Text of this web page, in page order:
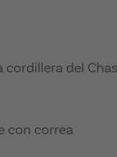
del
con correa